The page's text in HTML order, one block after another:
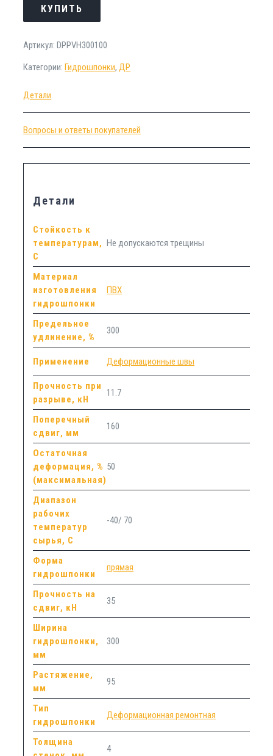
КУПИТЬ
Артикул:DРPVH300100
Категории:Гидрошпонки,ДР
Детали
Вопросы и ответы покупателей
Детали
Стойкость к
температурам,
С
Не допускаются трещины
Материал
изготовления
гидрошпонки
ПВХ
Предельное
удлинение, %
300
Применение Деформационные швы
Прочность при
разрыве, кН
11.7
Поперечный
сдвиг, мм
160
Остаточная
деформация, %
(максимальная)
50
Диапазон
рабочих
температур
сырья, С
-40/ 70
Форма
гидрошпонки
прямая
Прочность на
сдвиг, кН
35
Ширина
гидрошпонки,
мм
300
Растяжение,
мм
95
Тип
гидрошпонки
Деформационная ремонтная
Толщина
4